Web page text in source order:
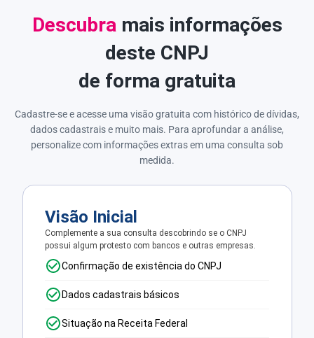
Descubra mais informações
deste CNPJ
de forma gratuita
Cadastre-se e acesse uma visão gratuita com histórico de dívidas,
dados cadastrais e muito mais. Para aprofundar a análise,
personalize com informações extras em uma consulta sob
medida.
Visão Inicial
Complemente a sua consulta descobrindo se o CNPJ
possui algum protesto com bancos e outras empresas.
Confirmação de existência do CNPJ
Dados cadastrais básicos
Situação na Receita Federal